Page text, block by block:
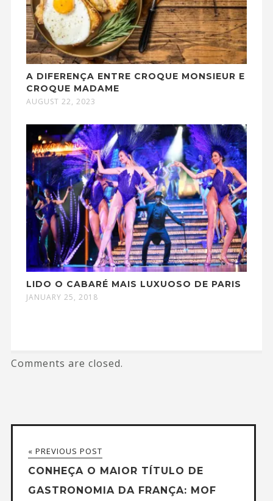
A DIFERENÇA ENTRE CROQUE MONSIEUR E
CROQUE MADAME
AUGUST 22, 2023
LIDO O CABARÉ MAIS LUXUOSO DE PARIS
JANUARY 25, 2018
Comments are closed.
« PREVIOUS POST
CONHEÇA O MAIOR TÍTULO DE
GASTRONOMIA DA FRANÇA: MOF